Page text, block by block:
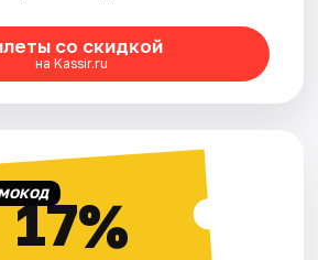
со скидкой
на Kassir.ru
17%